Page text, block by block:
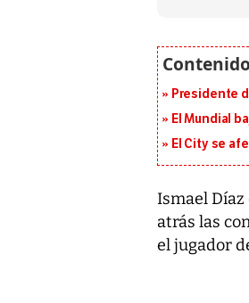
Presidente
El Mundial
El City se
Ismael
atrás las
el jugador